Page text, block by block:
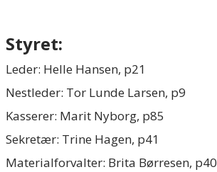
Styret:
​Leder: Helle Hansen, p21
​Nestleder: Tor Lunde Larsen, p9
Kasserer: Marit Nyborg, p85
Sekretær: Trine Hagen, p41
Materialforvalter: Brita Børresen, p40